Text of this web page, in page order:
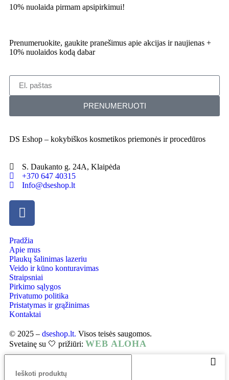
10% nuolaida pirmam apsipirkimui!
Prenumeruokite, gaukite pranešimus apie akcijas ir naujienas +
10% nuolaidos kodą dabar
PRENUMERUOTI
DS Eshop – kokybiškos kosmetikos priemonės ir procedūros
S. Daukanto g. 24A, Klaipėda
+370 647 40315
Info@dseshop.lt
Pradžia
Apie mus
Plaukų šalinimas lazeriu
Veido ir kūno konturavimas
Straipsniai
Pirkimo sąlygos
Privatumo politika
Pristatymas ir grąžinimas
Kontaktai
© 2025 – dseshop.lt. Visos teisės saugomos.
Svetainę su 🤍 prižiūri: WEB ALOHA